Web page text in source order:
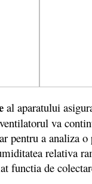
al aparatului
va
pentru a analiza
relativa
functia de